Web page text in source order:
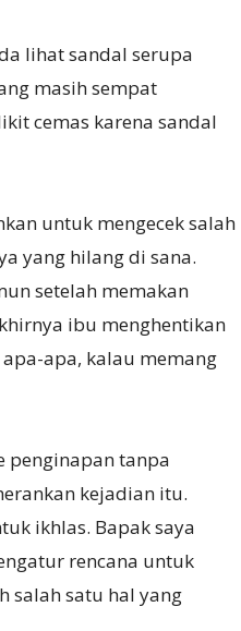
lihat sandal serupa
masih sempat
cemas karena sandal
untuk mengecek salah
yang hilang di sana.
setelah memakan
ibu menghentikan
apa, kalau memang
penginapan tanpa
kejadian itu.
ikhlas. Bapak saya
rencana untuk
salah satu hal yang